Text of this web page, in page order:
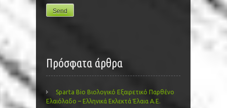
Πρόσφατα άρθρα
Sparta Bio Βιολογικό Εξαιρετικό Παρθένο
Ελαιόλαδο – Ελληνικά Εκλεκτά Έλαια Α.Ε.